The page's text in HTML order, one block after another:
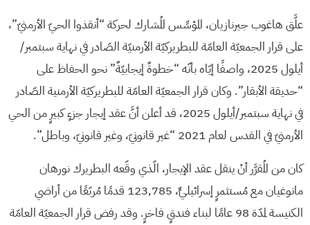
علَّق هاغوب جيرنازيان، المؤسِّس المُشارك لحركة “أنقذوا الحيّ الأرمنيّ”،
على قرار الجمعيّة العامّة للبطريركيّة الأرمنيّة الصّادر في نهاية سبتمبر/
أيلول 2025، واصفًا إيّاه بأنّه “خطوةٌ إيجابيّةٌ” نحو الحفاظ على
“حديقة الأبقار”. وكان قرار الجمعيّة العامّة للبطريركيّة الأرمنية الصّادر
في نهاية سبتمبر/أيلول 2025، قد أعلن أنَّ عقد إيجار جزءٍ كبيرٍ من الحي
الأرمنيّ في القدس لعام 2021 “غير قانونيّ، وغير قانونيّ، وباطل”.
كان من المُقرَّر أنْ ينقل عقد الإيجار، الّذي وقّعه البطريرك نورهان
مانوغيان مع مُستثمرٍ إسرائيليٍّ، 123,785 قدمًا مُربّعًا من أراضي
الكنيسة لمدّة 98 عامًا لبناء فندقٍ فاخرٍ. وقد رفض قرار الجمعيّة العامّة